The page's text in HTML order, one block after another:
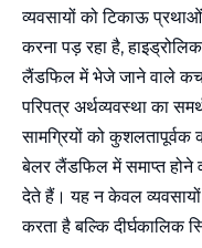
व्यवसायों को टिकाऊ
करना पड़ रहा है,
लैंडफिल में भेजे जाने वाले
परिपत्र अर्थव्यवस्था का
सामग्रियों को कुशलतापूर्वक
बेलर लैंडफिल में समाप्त होने
देते हैं। यह न केवल व्यवसायों
करता है बल्कि दीर्घकालिक